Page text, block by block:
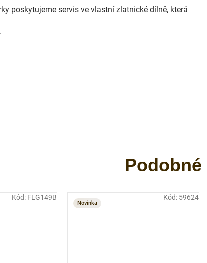
Kód: FLG149B
Novinka
Kód: 59624
poskytujeme servis ve vlastní zlatnické dílně, která